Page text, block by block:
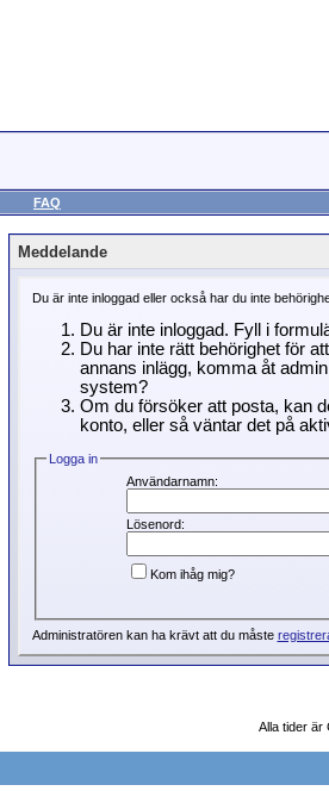
FAQ
Meddelande
Du är inte inloggad eller också har du inte
Du är inte inloggad. Fyll i
Du har inte rätt behörighet för
annans inlägg, komma åt
system?
Om du försöker att posta, kan
konto, eller så väntar det på
Logga in
Användarnamn:
Lösenord:
Kom ihåg mig?
Administratören kan ha krävt att du måste
Alla tider är